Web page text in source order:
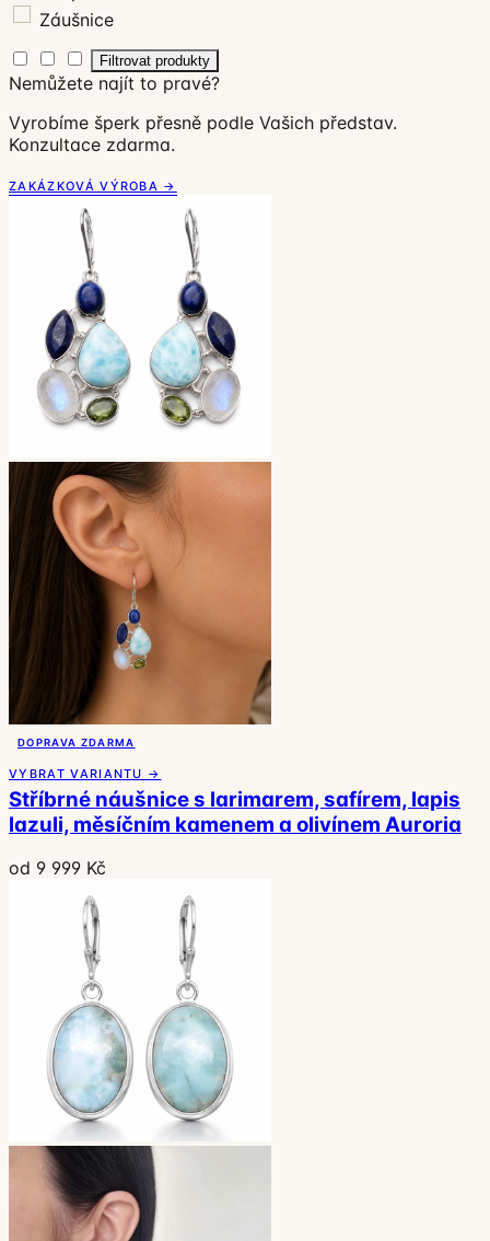
Záušnice
Filtrovat produkty
Nemůžete najít to pravé?
Vyrobíme šperk přesně podle Vašich představ.
Konzultace zdarma.
ZAKÁZKOVÁ VÝROBA →
DOPRAVA ZDARMA
VYBRAT VARIANTU →
Stříbrné náušnice s larimarem, safírem, lapis
lazuli, měsíčním kamenem a olivínem Auroria
od 9 999 Kč